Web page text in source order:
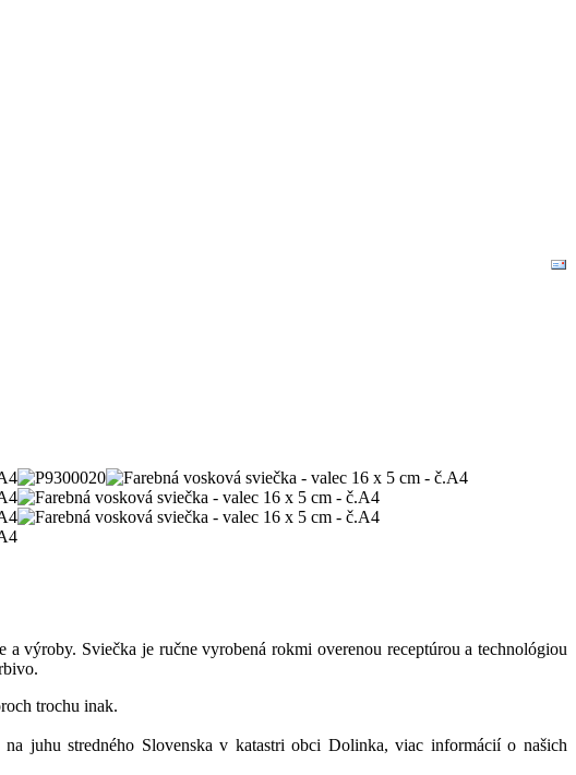
výroby. Sviečka je ručne vyrobená rokmi overenou receptúrou a technológiou
trochu inak.
juhu stredného Slovenska v katastri obci Dolinka, viac informácií o našich